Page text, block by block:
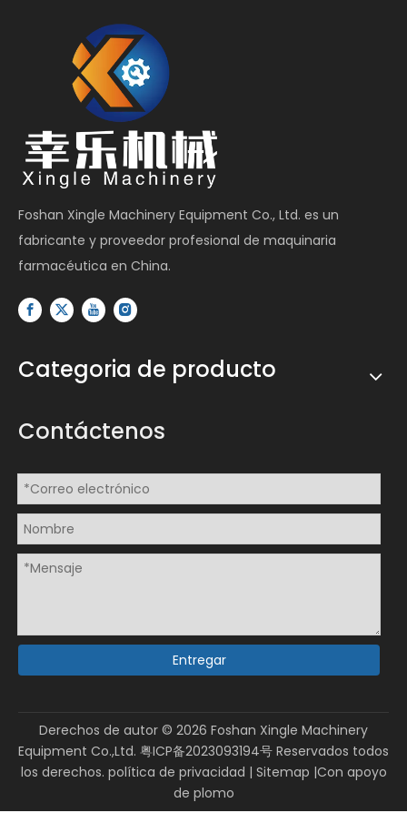
Foshan Xingle Machinery Equipment Co., Ltd. es un
fabricante y proveedor profesional de maquinaria
farmacéutica en China.
Categoria de producto
Contáctenos
Entregar
Derechos de autor © 2026 Foshan Xingle Machinery
Equipment Co.,Ltd. 粤ICP备2023093194号 Reservados todos
los derechos. política de privacidad | Sitemap |Con apoyo
de plomo